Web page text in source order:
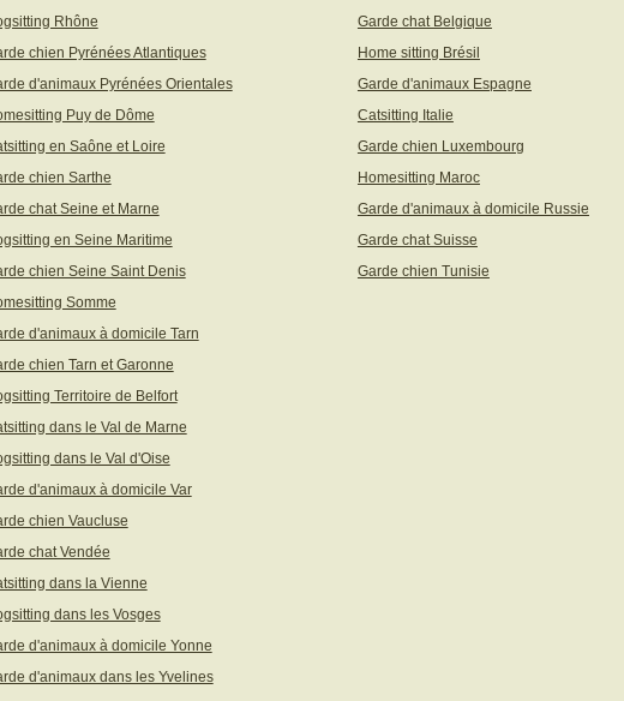
Rhône
Garde chat Belgique
chien Pyrénées Atlantiques
Home sitting Brésil
d'animaux Pyrénées Orientales
Garde d'animaux Espagne
Puy de Dôme
Catsitting Italie
en Saône et Loire
Garde chien Luxembourg
chien Sarthe
Homesitting Maroc
chat Seine et Marne
Garde d'animaux à domicile Russie
en Seine Maritime
Garde chat Suisse
chien Seine Saint Denis
Garde chien Tunisie
Somme
d'animaux à domicile Tarn
chien Tarn et Garonne
Territoire de Belfort
dans le Val de Marne
dans le Val d'Oise
d'animaux à domicile Var
chien Vaucluse
chat Vendée
dans la Vienne
dans les Vosges
d'animaux à domicile Yonne
d'animaux dans les Yvelines